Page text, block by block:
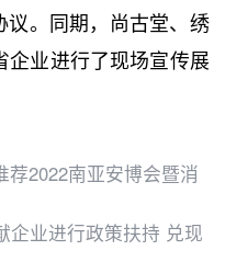
议。同期，尚古堂、绣
企业进行了现场宣传展
荐2022南亚安博会暨消
企业进行政策扶持 兑现